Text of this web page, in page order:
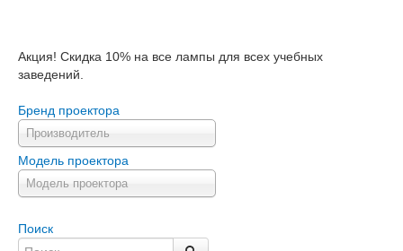
Акция! Скидка 10% на все лампы для всех учебных
заведений.
Бренд проектора
Производитель
Модель проектора
Модель проектора
Поиск